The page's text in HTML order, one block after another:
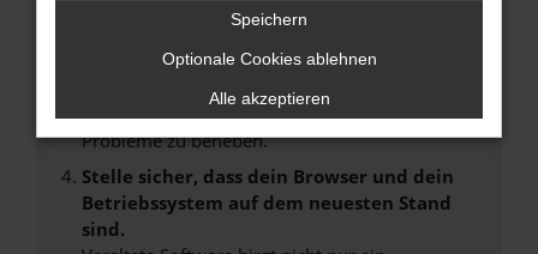
anderen Browser oder in einem privaten
Starte dein Gerät neu.
Das kann manchmal helfen, vorübergehende
Probleme zu beheben.
Stelle sicher, dass dein Browser und dein
Betriebssystem auf dem neuesten Stand
sind.
Speichern
Optionale Cookies ablehnen
Alle akzeptieren